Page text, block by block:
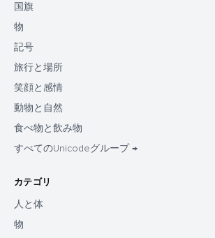
国旗
物
記号
旅行と場所
笑顔と感情
動物と自然
食べ物と飲み物
すべてのUnicodeグループ →
カテゴリ
人と体
物